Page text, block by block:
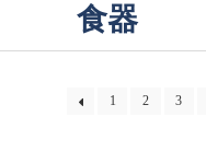
食器
1 2 3